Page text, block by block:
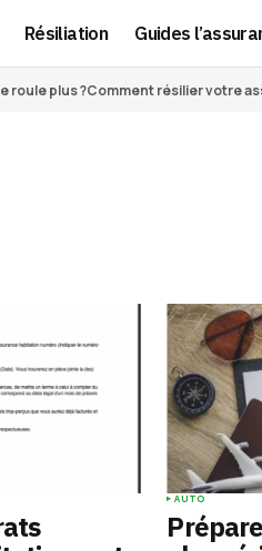
Résiliation Guides
roule plus ?Comment résilier votre
AUTO